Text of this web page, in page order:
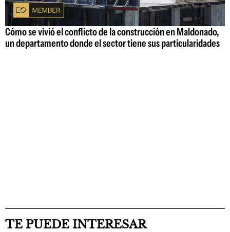
Cómo se vivió el conflicto de la construcción en Maldonado,
un departamento donde el sector tiene sus particularidades
TE PUEDE INTERESAR